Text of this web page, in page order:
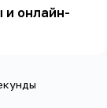
и онлайн-